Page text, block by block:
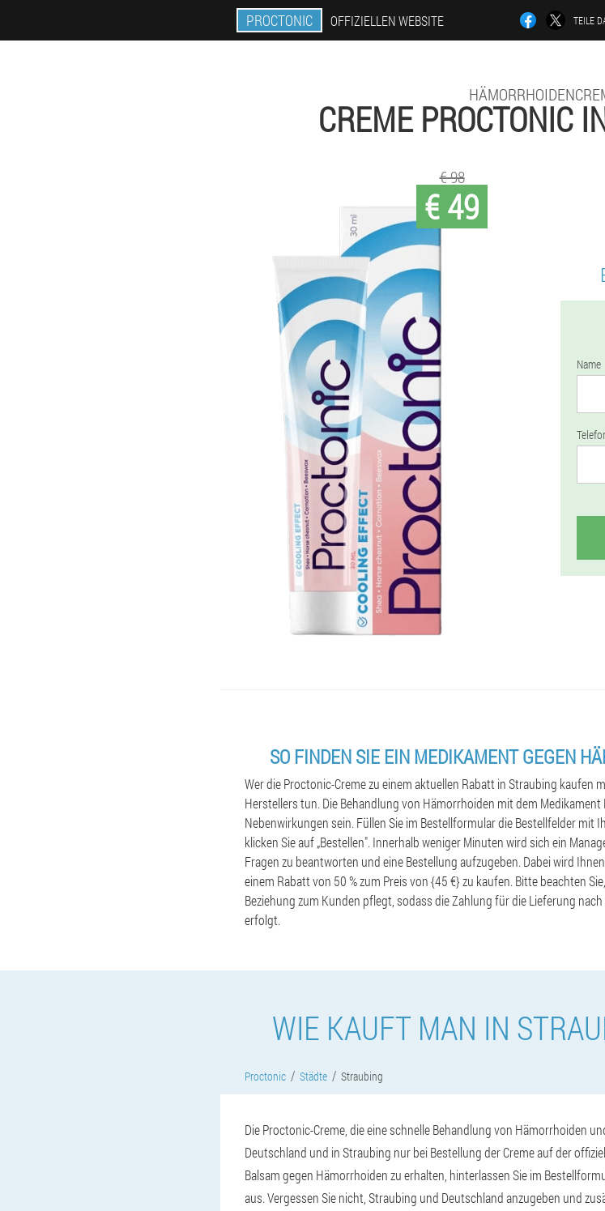
PROCTONIC OFFIZIELLEN WEBSITE TEILE
CREME PROCTONIC
€ 49
€ 98
Name
SO FINDEN SIE EIN MEDIKAMENT GEGEN
Wer die Proctonic-Creme zu einem aktuellen Rabatt in Straubing kaufen
Herstellers tun. Die Behandlung von Hämorrhoiden mit dem
Nebenwirkungen sein. Füllen Sie im Bestellformular die Bestellfelder mit
klicken Sie auf „Bestellen". Innerhalb weniger Minuten wird sich ein
Fragen zu beantworten und eine Bestellung aufzugeben. Dabei wird
einem Rabatt von 50 % zum Preis von {45 €} zu kaufen. Bitte beachten
Beziehung zum Kunden pflegt, sodass die Zahlung für die Lieferung
erfolgt.
WIE KAUFT MAN IN
Proctonic Städte Straubing
Die Proctonic-Creme, die eine schnelle Behandlung von Hämorrhoiden
Deutschland und in Straubing nur bei Bestellung der Creme auf der
Balsam gegen Hämorrhoiden zu erhalten, hinterlassen Sie im
aus. Vergessen Sie nicht, Straubing und Deutschland anzugeben und